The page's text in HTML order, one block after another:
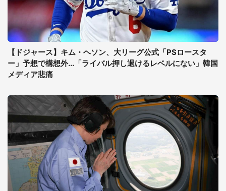
【ドジャース】キム・ヘソン、大リーグ公式「PSロースタ
ー」予想で構想外...「ライバル押し退けるレベルにない」韓国
メディア悲痛